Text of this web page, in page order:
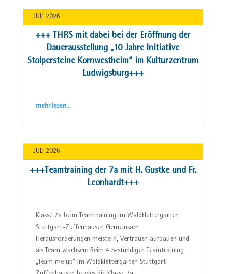
+++ THRS mit dabei bei der Eröffnung der
Dauerausstellung „10 Jahre Initiative
Stolpersteine Kornwestheim“ im Kulturzentrum
Ludwigsburg+++
JULI 2026
mehr lesen…
+++Teamtraining der 7a mit H. Gustke und Fr.
Leonhardt+++
JULI 2026
Klasse 7a beim Teamtraining im Waldklettergarten
Stuttgart-Zuffenhausen Gemeinsam
Herausforderungen meistern, Vertrauen aufbauen und
als Team wachsen: Beim 4,5-stündigen Teamtraining
„Team me up“ im Waldklettergarten Stuttgart-